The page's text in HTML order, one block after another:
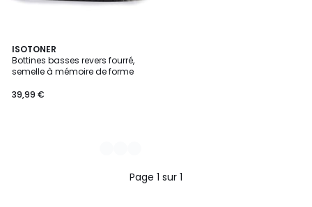
ISOTONER
Bottines basses revers fourré,
semelle à mémoire de forme
39,99 €
2
Couleurs
Page 1 sur 1